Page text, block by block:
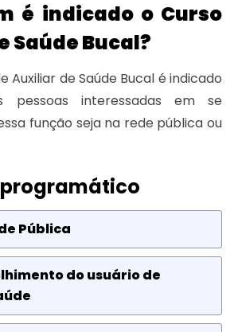
é indicado o Curso
Saúde Bucal?
Auxiliar de Saúde Bucal é indicado
pessoas interessadas em se
função seja na rede pública ou
Pública
do usuário de